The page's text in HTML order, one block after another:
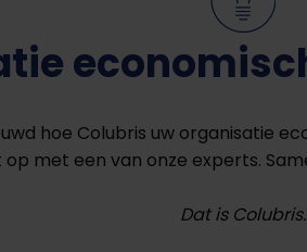
hoe Colubris uw organisatie
met een van onze experts.
Dat is Colubris.